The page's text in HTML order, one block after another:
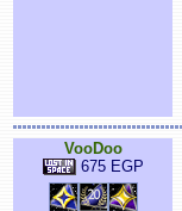
VooDoo
675 EGP